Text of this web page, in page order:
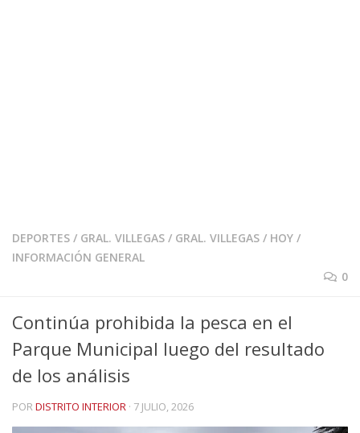
DEPORTES / GRAL. VILLEGAS / GRAL. VILLEGAS / HOY /
INFORMACIÓN GENERAL
0
Continúa prohibida la pesca en el
Parque Municipal luego del resultado
de los análisis
PORDISTRITO INTERIOR · 7 JULIO, 2026